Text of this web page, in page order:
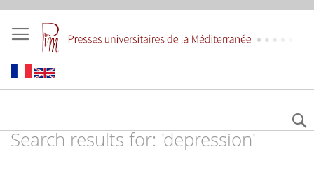
Search results for: 'depression'